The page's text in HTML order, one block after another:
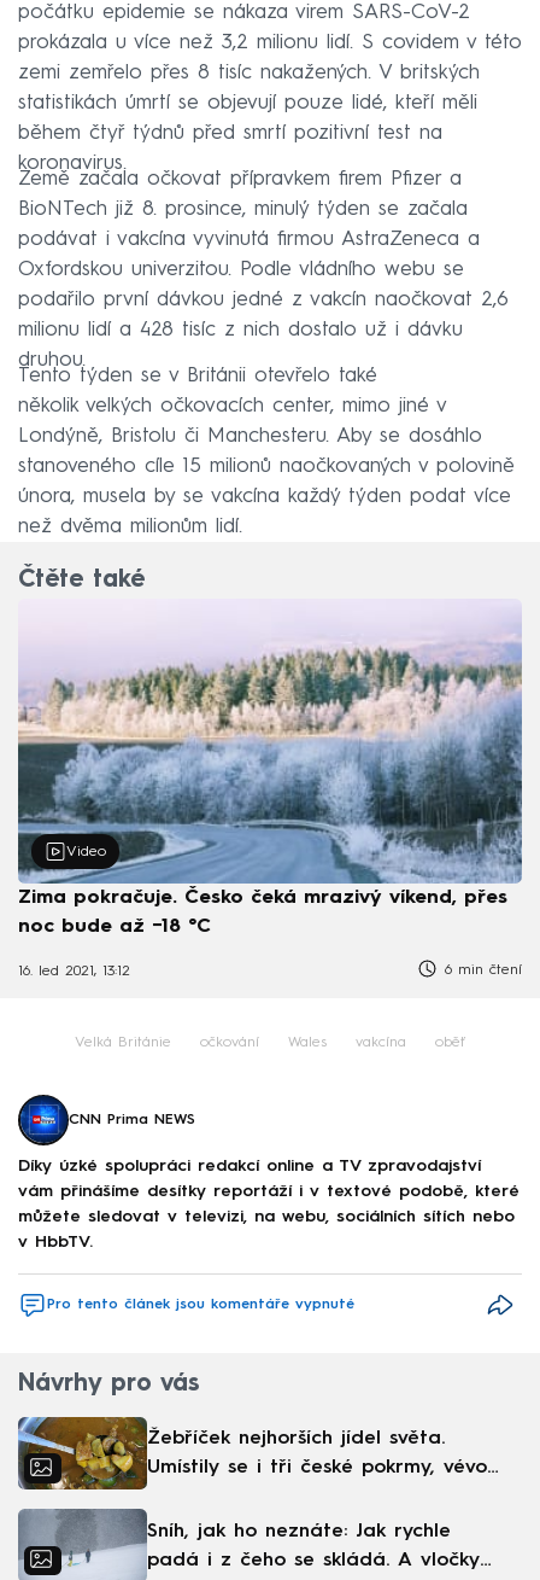
počátku epidemie se nákaza virem SARS-CoV-2
prokázala u více než 3,2 milionu lidí. S covidem v této
zemi zemřelo přes 8 tisíc nakažených. V britských
statistikách úmrtí se objevují pouze lidé, kteří měli
během čtyř týdnů před smrtí pozitivní test na
koronavirus.
Země začala očkovat přípravkem firem Pfizer a
BioNTech již 8. prosince, minulý týden se začala
podávat i vakcína vyvinutá firmou AstraZeneca a
Oxfordskou univerzitou. Podle vládního webu se
podařilo první dávkou jedné z vakcín naočkovat 2,6
milionu lidí a 428 tisíc z nich dostalo už i dávku
druhou.
Tento týden se v Británii otevřelo také
několik velkých očkovacích center, mimo jiné v
Londýně, Bristolu či Manchesteru. Aby se dosáhlo
stanoveného cíle 15 milionů naočkovaných v polovině
února, musela by se vakcína každý týden podat více
než dvěma milionům lidí.
Čtěte také
Video
Zima pokračuje. Česko čeká mrazivý víkend, přes
noc bude až −18 °C
16. led 2021, 13:12 6 min čtení
Velká Británie očkování Wales vakcína oběť
CNN Prima NEWS
Díky úzké spolupráci redakcí online a TV zpravodajství
vám přinášíme desítky reportáží i v textové podobě, které
můžete sledovat v televizi, na webu, sociálních sítích nebo
v HbbTV.
Pro tento článek jsou komentáře vypnuté
Návrhy pro vás
Žebříček nejhorších jídel světa.
Umístily se i tři české pokrmy, vévodí
Sníh, jak ho neznáte: Jak rychle
padá i z čeho se skládá. A vločky